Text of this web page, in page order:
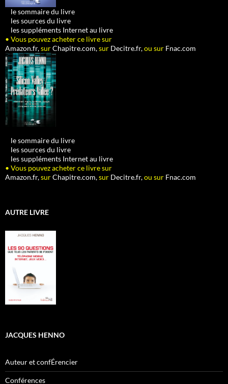
le sommaire du livre
les sources du livre
les suppléments Internet au livre
• Vous pouvez acheter ce livre sur
Amazon.fr,surChapitre.com,sur Decitre.fr,ou sur Fnac.com
le sommaire du livre
les sources du livre
les suppléments Internet au livre
• Vous pouvez acheter ce livre sur
Amazon.fr,surChapitre.com,sur Decitre.fr,ou sur Fnac.com
AUTRE LIVRE
JACQUES HENNO
Auteur et confÉrencier
Conférences